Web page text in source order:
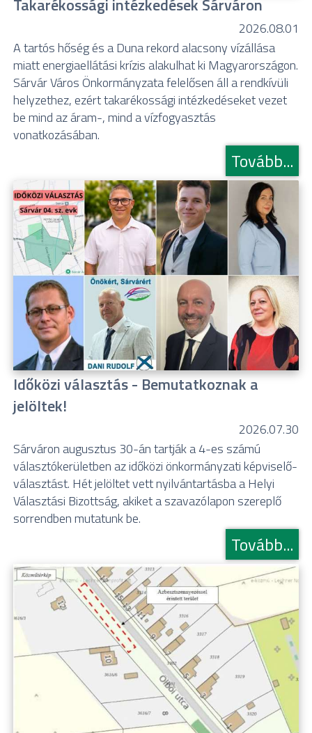
Takarékossági intézkedések Sárváron
2026.08.01
A tartós hőség és a Duna rekord alacsony vízállása
miatt energiaellátási krízis alakulhat ki Magyarországon.
Sárvár Város Önkormányzata felelősen áll a rendkívüli
helyzethez, ezért takarékossági intézkedéseket vezet
be mind az áram-, mind a vízfogyasztás
vonatkozásában.
Tovább...
Időközi választás - Bemutatkoznak a
jelöltek!
2026.07.30
Sárváron augusztus 30-án tartják a 4-es számú
választókerületben az időközi önkormányzati képviselő-
választást. Hét jelöltet vett nyilvántartásba a Helyi
Választási Bizottság, akiket a szavazólapon szereplő
sorrendben mutatunk be.
Tovább...